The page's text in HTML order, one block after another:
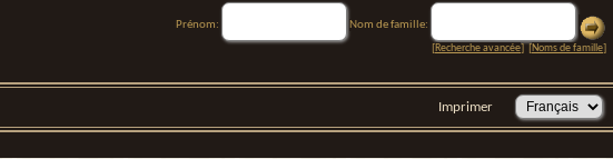
Prénom:
Nom de famille:
[Recherche avancée] [Noms de famille]
Imprimer